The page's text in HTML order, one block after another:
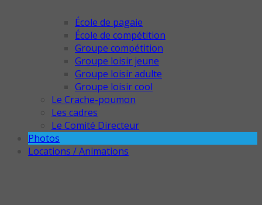
École de pagaie
École de compétition
Groupe compétition
Groupe loisir jeune
Groupe loisir adulte
Groupe loisir cool
Le Crache-poumon
Les cadres
Le Comité Directeur
Photos
Locations / Animations